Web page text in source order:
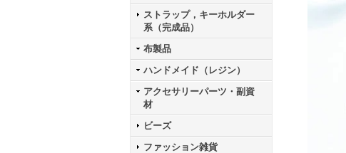
ストラップ，キーホルダー
系（完成品）
布製品
ハンドメイド（レジン）
アクセサリーパーツ・副資
材
ビーズ
ファッション雑貨